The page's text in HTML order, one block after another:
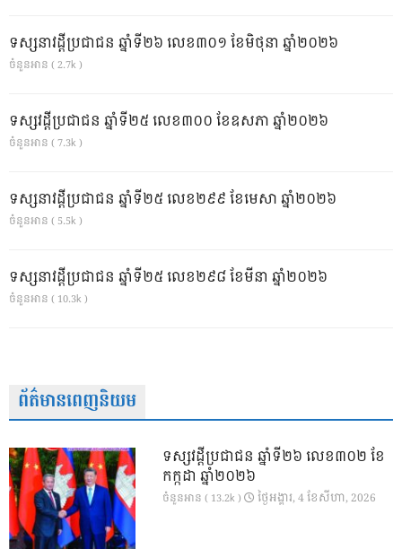
ទស្សនាវដ្ដីប្រជាជន ឆ្នាំទី២៦ លេខ៣០១ ខែមិថុនា ឆ្នាំ២០២៦
ចំនួនអាន ( 2.7k )
ទស្សវដ្តីប្រជាជន ឆ្នាំទី២៥ លេខ៣០០ ខែឧសភា ឆ្នាំ២០២៦
ចំនួនអាន ( 7.3k )
ទស្សនាវដ្ដីប្រជាជន ឆ្នាំទី២៥ លេខ២៩៩ ខែមេសា ឆ្នាំ២០២៦
ចំនួនអាន ( 5.5k )
ទស្សនាវដ្ដីប្រជាជន ឆ្នាំទី២៥ លេខ២៩៨ ខែមីនា ឆ្នាំ២០២៦
ចំនួនអាន ( 10.3k )
ព័ត៌មានពេញនិយម
ទស្សវដ្តីប្រជាជន ឆ្នាំទី២៦ លេខ៣០២ ខែ
កក្កដា ឆ្នាំ២០២៦
ចំនួនអាន ( 13.2k ) ថ្ងៃ​អង្គារ, 4 ខែ​សីហា, 2026